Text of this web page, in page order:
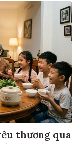
thương qua